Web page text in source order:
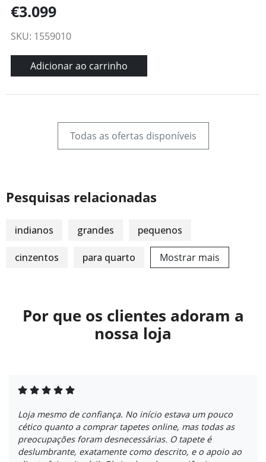
€3.099
SKU: 1559010
Adicionar ao carrinho
Todas as ofertas disponíveis
Pesquisas relacionadas
indianos grandes pequenos
cinzentos para quarto Mostrar mais
Por que os clientes adoram a
nossa loja
Loja mesmo de confiança. No início estava um pouco
cético quanto a comprar tapetes online, mas todas as
preocupações foram desnecessárias. O tapete é
deslumbrante, exatamente como descrito, e o apoio ao